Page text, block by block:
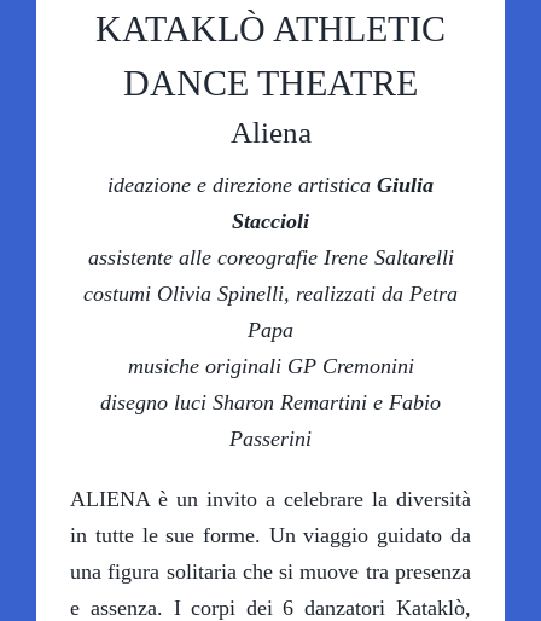
SCUOLE A TEATRO
OLTRE IL TEATRO
SOSTIENI LABOLLA
KATAKLÒ ATHLETIC
DANCE THEATRE
Aliena
ideazione e direzione artistica Giulia
Staccioli
assistente alle coreografie Irene Saltarelli
costumi Olivia Spinelli, realizzati da Petra
Papa
musiche originali GP Cremonini
disegno luci Sharon Remartini e Fabio
Passerini
ALIENA è un invito a celebrare la diversità
in tutte le sue forme. Un viaggio guidato da
una figura solitaria che si muove tra presenza
e assenza. I corpi dei 6 danzatori Kataklò,